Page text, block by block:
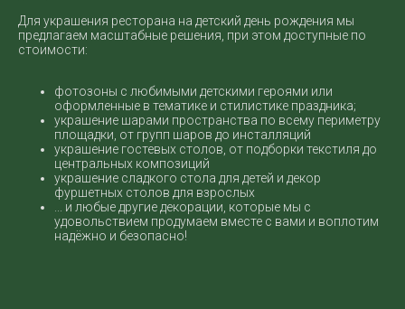
Для украшения ресторана на детский день рождения мы
предлагаем масштабные решения, при этом доступные по
стоимости:
фотозоны с любимыми детскими героями или
оформленные в тематике и стилистике праздника;
украшение шарами пространства по всему периметру
площадки, от групп шаров до инсталляций
украшение гостевых столов, от подборки текстиля до
центральных композиций
украшение сладкого стола для детей и декор
фуршетных столов для взрослых
... и любые другие декорации, которые мы с
удовольствием продумаем вместе с вами и воплотим
надёжно и безопасно!